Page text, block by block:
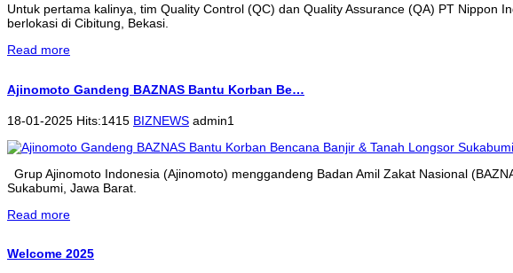
Untuk pertama kalinya, tim Quality Control (QC) dan Quality Assurance (QA) PT Nippon
berlokasi di Cibitung, Bekasi.
Read more
Ajinomoto Gandeng BAZNAS Bantu Korban Be…
18-01-2025 Hits:1415 BIZNEWS admin1
Grup Ajinomoto Indonesia (Ajinomoto) menggandeng Badan Amil Zakat Nasional
Sukabumi, Jawa Barat.
Read more
Welcome 2025